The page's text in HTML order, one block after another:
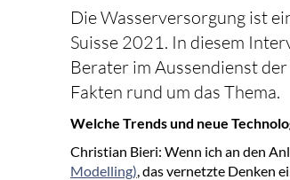
Die Wasserversorgung ist
Suisse 2021. In diesem
Berater im Aussendienst
Fakten rund um das Thema.
Welche Trends und neue
Christian Bieri: Wenn ich an den
Modelling) , das vernetzte Denken